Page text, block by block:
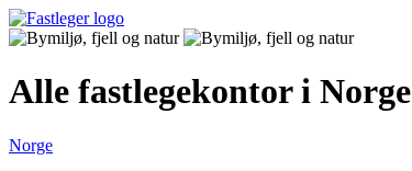
Alle fastlegekontor i Norge
Norge